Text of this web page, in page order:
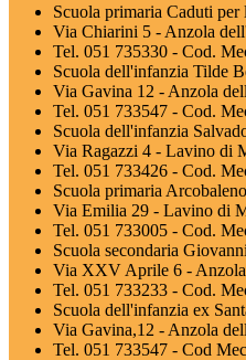
Scuola primaria Caduti per
Via Chiarini 5 - Anzola
Tel. 051 735330 - Cod.
Scuola dell'infanzia Tilde
Via Gavina 12 - Anzola
Tel. 051 733547 - Cod.
Scuola dell'infanzia
Via Ragazzi 4 - Lavino di
Tel. 051 733426 - Cod.
Scuola primaria Arcobaleno
Via Emilia 29 - Lavino di
Tel. 051 733005 - Cod.
Scuola secondaria
Via XXV Aprile 6 -
Tel. 051 733233 - Cod.
Scuola dell'infanzia ex
Via Gavina,12 - Anzola
Tel. 051 733547 - Cod